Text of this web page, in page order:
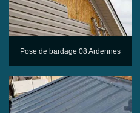
Pose de bardage 08 Ardennes